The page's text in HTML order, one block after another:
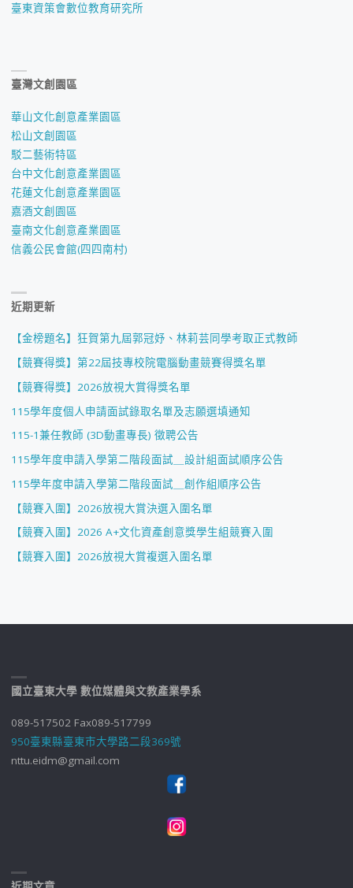
臺東資策會數位教育研究所
臺灣文創園區
華山文化創意產業園區
松山文創園區
駁二藝術特區
台中文化創意產業園區
花蓮文化創意產業園區
嘉酒文創園區
臺南文化創意產業園區
信義公民會館(四四南村)
近期更新
【金榜題名】狂賀第九屆郭冠妤、林莉芸同學考取正式教師
【競賽得獎】第22屆技專校院電腦動畫競賽得獎名單
【競賽得獎】2026放視大賞得獎名單
115學年度個人申請面試錄取名單及志願選填通知
115-1兼任教師 (3D動畫專長) 徵聘公告
115學年度申請入學第二階段面試＿設計組面試順序公告
115學年度申請入學第二階段面試＿創作組順序公告
【競賽入圍】2026放視大賞決選入圍名單
【競賽入圍】2026 A+文化資產創意獎學生組競賽入圍
【競賽入圍】2026放視大賞複選入圍名單
國立臺東大學 數位媒體與文教產業學系
089-517502 Fax089-517799
950臺東縣臺東市大學路二段369號
nttu.eidm@gmail.com